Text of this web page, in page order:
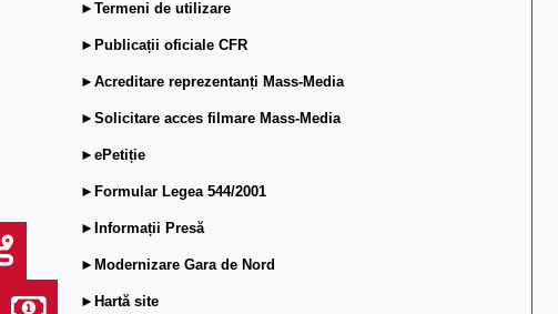
►Termeni de utilizare
►Publicații oficiale CFR
►Acreditare reprezentanți Mass-Media
►Solicitare acces filmare Mass-Media
►ePetiție
►Formular Legea 544/2001
►Informații Presă
►Modernizare Gara de Nord
►Hartă site